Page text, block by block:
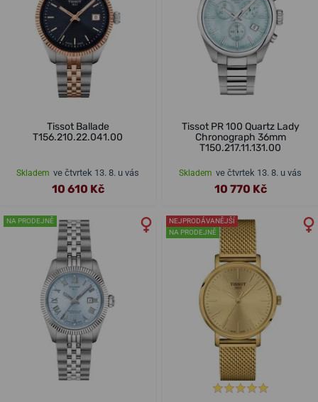
Tissot Ballade
T156.210.22.041.00
Skladem ve čtvrtek 13. 8. u vás
10 610 Kč
Tissot PR 100 Quartz Lady
Chronograph 36mm
T150.217.11.131.00
Skladem ve čtvrtek 13. 8. u vás
10 770 Kč
NA PRODEJNĚ
NEJPRODÁVANĚJŠÍ
NA PRODEJNĚ